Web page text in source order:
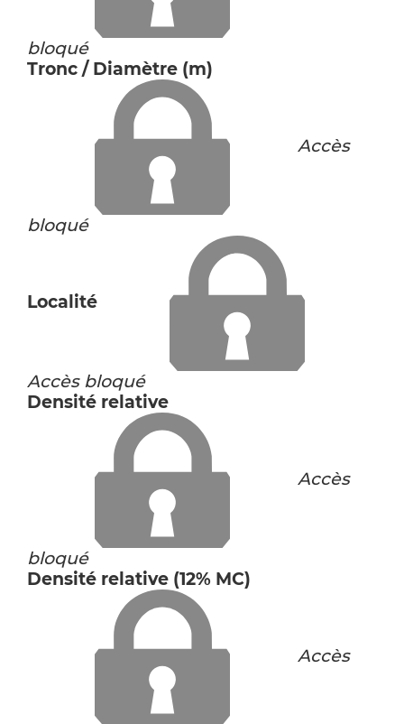
bloqué
Tronc / Diamètre (m)
Accès
bloqué
Localité
Accès bloqué
Densité relative
Accès
bloqué
Densité relative (12% MC)
Accès